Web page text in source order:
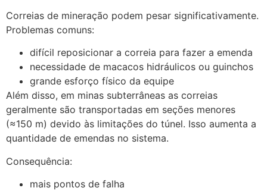
Correias de mineração podem pesar significativamente.
Problemas comuns:
difícil reposicionar a correia para fazer a emenda
necessidade de macacos hidráulicos ou guinchos
grande esforço físico da equipe
Além disso, em minas subterrâneas as correias
geralmente são transportadas em seções menores
(≈150 m) devido às limitações do túnel. Isso aumenta a
quantidade de emendas no sistema.
Consequência:
mais pontos de falha